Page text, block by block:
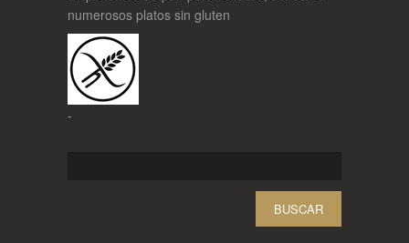
numerosos platos sin gluten
-